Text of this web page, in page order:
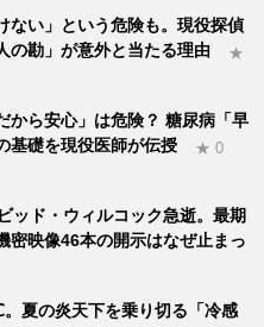
ない」という危険も。現役探偵
の勘」が意外と当たる理由
★
から安心」は危険？ 糖尿病「早
基礎を現役医師が伝授
★ 0
ッド・ウィルコック急逝。最期
密映像46本の開示はなぜ止まっ
夏の炎天下を乗り切る「冷感